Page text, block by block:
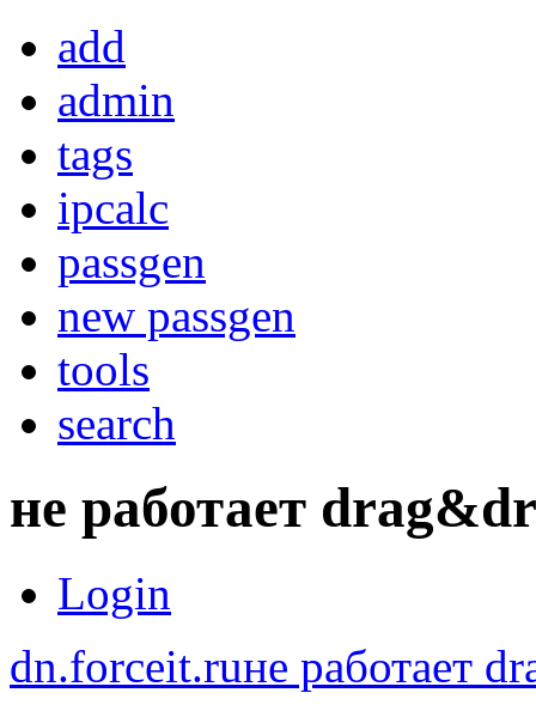
add
admin
tags
ipcalc
passgen
new passgen
tools
search
не работает
Login
dn.forceit.ruне работает